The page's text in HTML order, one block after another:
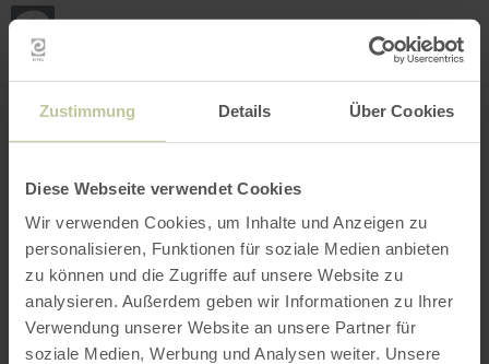
Zustimmung Details Über Cookies
Diese Webseite verwendet Cookies
Wir verwenden Cookies, um Inhalte und Anzeigen zu
personalisieren, Funktionen für soziale Medien anbieten
zu können und die Zugriffe auf unsere Website zu
analysieren. Außerdem geben wir Informationen zu Ihrer
Verwendung unserer Website an unsere Partner für
soziale Medien, Werbung und Analysen weiter. Unsere
INTERACTIEVE KAART
Mijn
Filter openen